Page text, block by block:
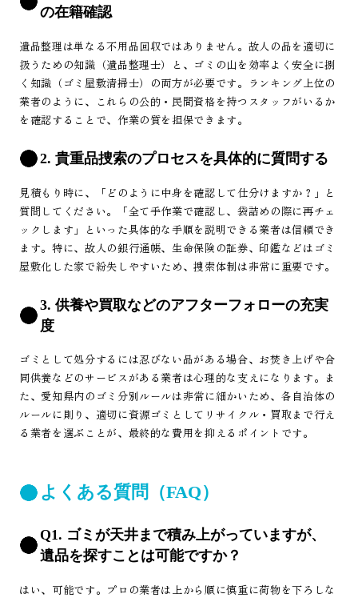
の在籍確認
遺品整理は単なる不用品回収ではありません。故人の品を適切に
扱うための知識（遺品整理士）と、ゴミの山を効率よく安全に捌
く知識（ゴミ屋敷清掃士）の両方が必要です。ランキング上位の
業者のように、これらの公的・民間資格を持つスタッフがいるか
を確認することで、作業の質を担保できます。
2. 貴重品捜索のプロセスを具体的に質問する
見積もり時に、「どのように中身を確認して仕分けますか？」と
質問してください。「全て手作業で確認し、袋詰めの際に再チェ
ックします」といった具体的な手順を説明できる業者は信頼でき
ます。特に、故人の銀行通帳、生命保険の証券、印鑑などはゴミ
屋敷化した家で紛失しやすいため、捜索体制は非常に重要です。
3. 供養や買取などのアフターフォローの充実
度
ゴミとして処分するには忍びない品がある場合、お焚き上げや合
同供養などのサービスがある業者は心理的な支えになります。ま
た、愛知県内のゴミ分別ルールは非常に細かいため、各自治体の
ルールに則り、適切に資源ゴミとしてリサイクル・買取まで行え
る業者を選ぶことが、最終的な費用を抑えるポイントです。
よくある質問（FAQ）
Q1. ゴミが天井まで積み上がっていますが、
遺品を探すことは可能ですか？
はい、可能です。プロの業者は上から順に慎重に荷物を下ろしな